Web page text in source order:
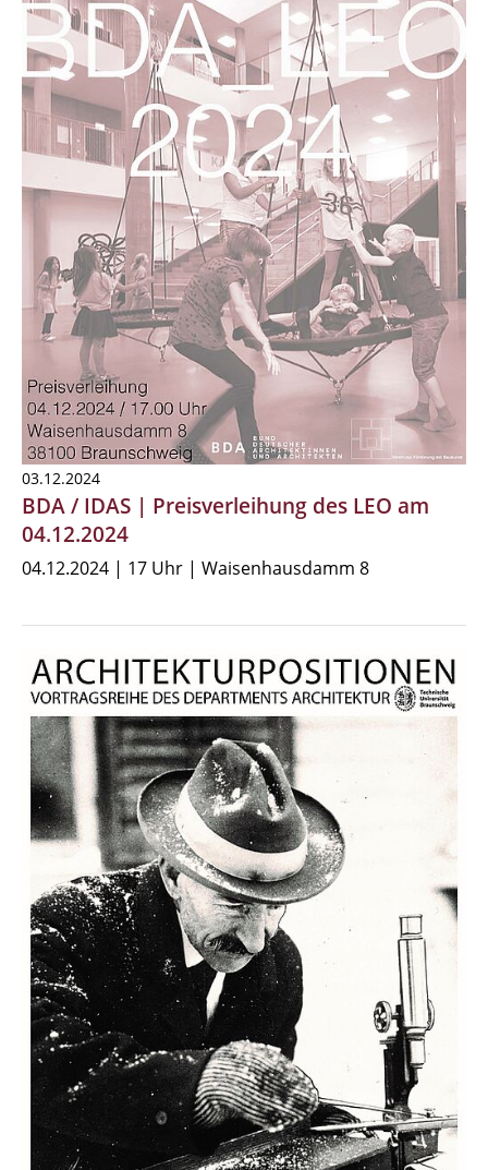
03.12.2024
BDA / IDAS | Preisverleihung des LEO am
04.12.2024
04.12.2024 | 17 Uhr | Waisenhausdamm 8